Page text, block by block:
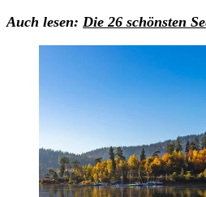
Auch lesen: Die 26 schönsten